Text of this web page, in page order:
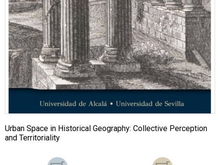
Urban Space in Historical Geography: Collective Perception
and Territoriality